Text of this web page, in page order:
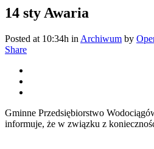
14 sty Awaria
Posted at 10:34h in Archiwum by
Share
Gminne Przedsiębiorstwo
informuje, że w związku z